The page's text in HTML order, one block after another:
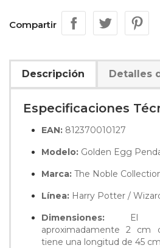
Compartir
Descripción Detalles
Especificaciones
EAN: 812370010127
Modelo: Golden Egg
Marca: The Noble
Línea: Harry Potter /
Dimensiones: El
aproximadamente 2 cm
tiene una longitud de 45